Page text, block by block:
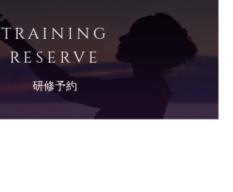
TRAINING
RESERVE
研修予約